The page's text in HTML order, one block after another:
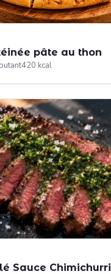
pâte au thon
420 kcal
Sauce Chimichurri